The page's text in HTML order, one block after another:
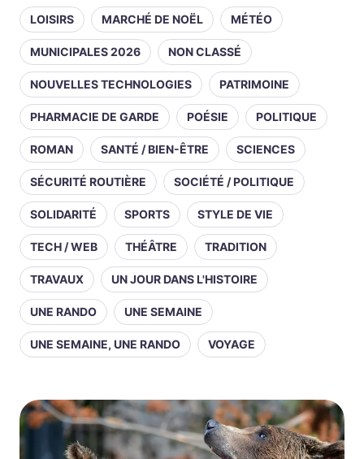
LOISIRS MARCHÉ DE NOËL MÉTÉO
MUNICIPALES 2026 NON CLASSÉ
NOUVELLES TECHNOLOGIES PATRIMOINE
PHARMACIE DE GARDE POÉSIE POLITIQUE
ROMAN SANTÉ / BIEN-ÊTRE SCIENCES
SÉCURITÉ ROUTIÈRE SOCIÉTÉ / POLITIQUE
SOLIDARITÉ SPORTS STYLE DE VIE
TECH / WEB THÉÂTRE TRADITION
TRAVAUX UN JOUR DANS L'HISTOIRE
UNE RANDO UNE SEMAINE
UNE SEMAINE, UNE RANDO VOYAGE